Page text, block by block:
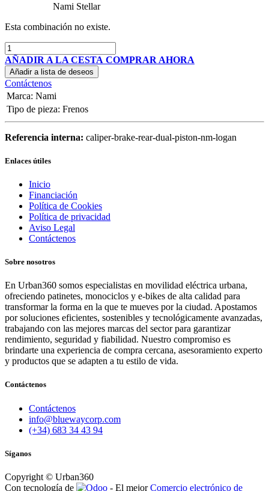
Nami Stellar
Esta combinación no existe.
AÑADIR A LA CESTA COMPRAR AHORA
Añadir a lista de deseos
Contáctenos
Marca: Nami
Tipo de pieza: Frenos
Referencia interna: caliper-brake-rear-dual-piston-nm-logan
Enlaces útiles
Inicio
Financiación
Política de Cookies
Política de privacidad
Aviso Legal
Contáctenos
Sobre nosotros
En Urban360 somos especialistas en movilidad eléctrica urbana,
ofreciendo patinetes, monociclos y e-bikes de alta calidad para
transformar la forma en la que te mueves por la ciudad. Apostamos
por soluciones eficientes, sostenibles y tecnológicamente avanzadas,
trabajando con las mejores marcas del sector para garantizar
rendimiento, seguridad y fiabilidad. Nuestro compromiso es
brindarte una experiencia de compra cercana, asesoramiento experto
y productos que se adapten a tu estilo de vida.
Contáctenos
Contáctenos
info@bluewaycorp.com
(+34) 683 34 43 94
Síganos
Copyright © Urban360
Con tecnología de
- El mejorComercio electrónico de